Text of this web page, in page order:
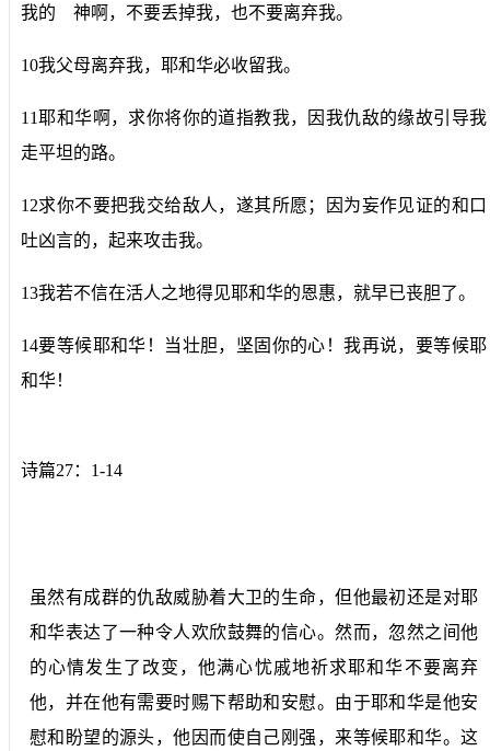
我的 神啊，不要丢掉我，也不要离弃我。
10我父母离弃我，耶和华必收留我。
11耶和华啊，求你将你的道指教我，因我仇敌的缘故引导我
走平坦的路。
12求你不要把我交给敌人，遂其所愿；因为妄作见证的和口
吐凶言的，起来攻击我。
13我若不信在活人之地得见耶和华的恩惠，就早已丧胆了。
14要等候耶和华！当壮胆，坚固你的心！我再说，要等候耶
和华！
诗篇27：1-14
虽然有成群的仇敌威胁着大卫的生命，但他最初还是对耶
和华表达了一种令人欢欣鼓舞的信心。然而，忽然之间他
的心情发生了改变，他满心忧戚地祈求耶和华不要离弃
他，并在他有需要时赐下帮助和安慰。由于耶和华是他安
慰和盼望的源头，他因而使自己刚强，来等候耶和华。这